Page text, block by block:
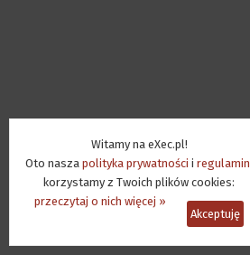
Witamy na eXec.pl!
Oto nasza polityka prywatności i regulamin
korzystamy z Twoich plików cookies:
przeczytaj o nich więcej »
Akceptuję